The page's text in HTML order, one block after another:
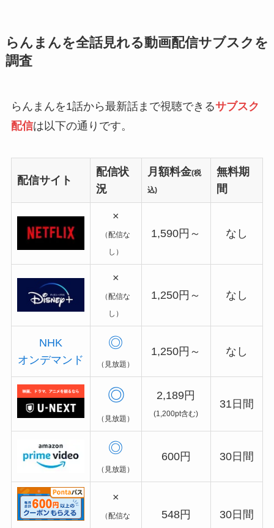
らんまんを全話見れる動画配信サブスクを
調査
らんまんを1話から最新話まで視聴できるサブスク
配信は以下の通りです。
配信サイト
配信状
況
月額料金(税
込)
無料期
間
×
（配信な
し）
1,590円～ なし
×
（配信な
し）
1,250円～ なし
NHK
オンデマンド
◎
（見放題）
1,250円～ なし
◎
（見放題）
2,189円
(1,200pt含む)
31日間
◎
（見放題）
600円 30日間
×
（配信な
548円 30日間